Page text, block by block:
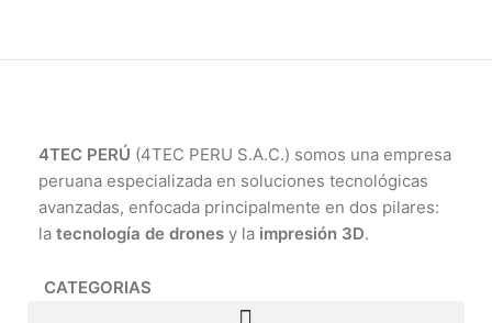
4TEC PERÚ (4TEC PERU S.A.C.) somos una empresa
peruana especializada en soluciones tecnológicas
avanzadas, enfocada principalmente en dos pilares:
la tecnología de drones y la impresión 3D.
CATEGORIAS